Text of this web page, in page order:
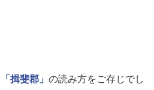
「揖斐郡」 の読み方をご存じでし